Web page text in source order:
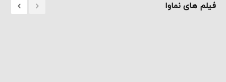
فیلم های نماوا